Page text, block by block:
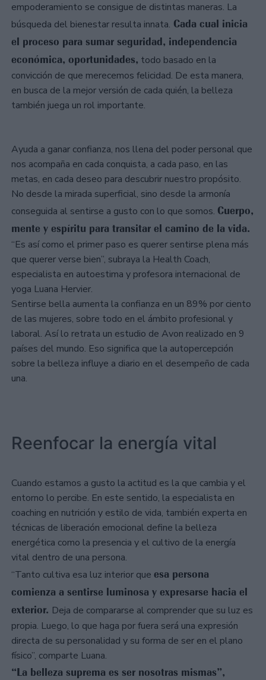
empoderamiento se consigue de distintas maneras. La
búsqueda del bienestar resulta innata. Cada cual inicia
el proceso para sumar seguridad, independencia
económica, oportunidades, todo basado en la
convicción de que merecemos felicidad. De esta manera,
en busca de la mejor versión de cada quién, la belleza
también juega un rol importante.
Ayuda a ganar confianza, nos llena del poder personal que
nos acompaña en cada conquista, a cada paso, en las
metas, en cada deseo para descubrir nuestro propósito.
No desde la mirada superficial, sino desde la armonía
conseguida al sentirse a gusto con lo que somos. Cuerpo,
mente y espíritu para transitar el camino de la vida.
“Es así como el primer paso es querer sentirse plena más
que querer verse bien”, subraya la Health Coach,
especialista en autoestima y profesora internacional de
yoga Luana Hervier.
Sentirse bella aumenta la confianza en un 89% por ciento
de las mujeres, sobre todo en el ámbito profesional y
laboral. Así lo retrata un estudio de Avon realizado en 9
países del mundo. Eso significa que la autopercepción
sobre la belleza influye a diario en el desempeño de cada
una.
Reenfocar la energía vital
Cuando estamos a gusto la actitud es la que cambia y el
entorno lo percibe. En este sentido, la especialista en
coaching en nutrición y estilo de vida, también experta en
técnicas de liberación emocional define la belleza
energética como la presencia y el cultivo de la energía
vital dentro de una persona.
“Tanto cultiva esa luz interior que esa persona
comienza a sentirse luminosa y expresarse hacia el
exterior. Deja de compararse al comprender que su luz es
propia. Luego, lo que haga por fuera será una expresión
directa de su personalidad y su forma de ser en el plano
físico”, comparte Luana.
“La belleza suprema es ser nosotras mismas”,